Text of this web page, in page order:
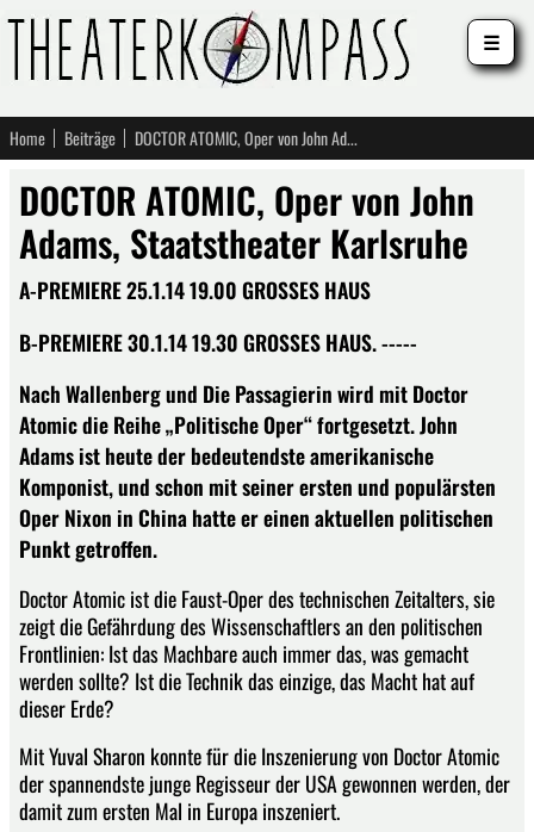
Home Beiträge DOCTOR ATOMIC, Oper von John Adams, Staatstheater Karlsruhe
DOCTOR ATOMIC, Oper von John
Adams, Staatstheater Karlsruhe
A-PREMIERE 25.1.14 19.00 GROSSES HAUS
B-PREMIERE 30.1.14 19.30 GROSSES HAUS. -----
Nach Wallenberg und Die Passagierin wird mit Doctor
Atomic die Reihe „Politische Oper“ fortgesetzt. John
Adams ist heute der bedeutendste amerikanische
Komponist, und schon mit seiner ersten und populärsten
Oper Nixon in China hatte er einen aktuellen politischen
Punkt getroffen.
Doctor Atomic ist die Faust-Oper des technischen Zeitalters, sie
zeigt die Gefährdung des Wissenschaftlers an den politischen
Frontlinien: Ist das Machbare auch immer das, was gemacht
werden sollte? Ist die Technik das einzige, das Macht hat auf
dieser Erde?
Mit Yuval Sharon konnte für die Inszenierung von Doctor Atomic
der spannendste junge Regisseur der USA gewonnen werden, der
damit zum ersten Mal in Europa inszeniert.
☰